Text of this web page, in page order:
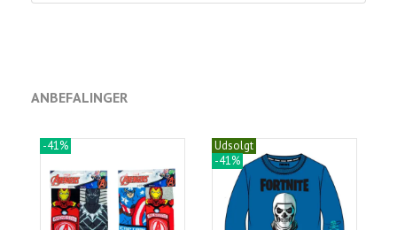
ANBEFALINGER
-41%
Udsolgt
-41%